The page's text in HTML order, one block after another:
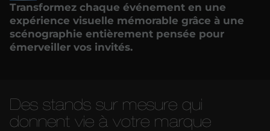
Transformez chaque événement en une
expérience visuelle mémorable grâce à une
scénographie entièrement pensée pour
émerveiller vos invités.
Des stands sur mesure qui
donnent vie à votre marque